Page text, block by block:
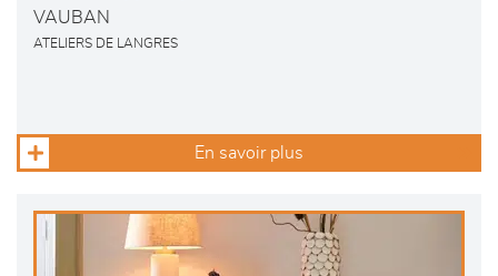
VAUBAN
ATELIERS DE LANGRES
En savoir plus